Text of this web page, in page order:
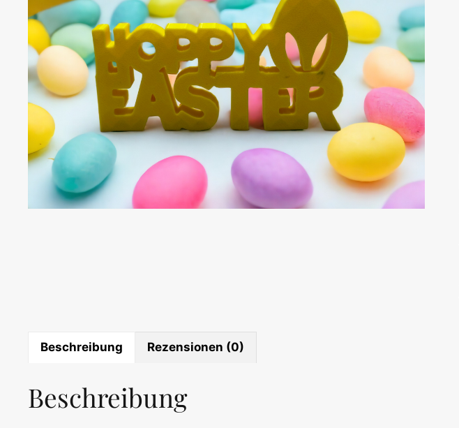
Beschreibung Rezensionen (0)
Beschreibung